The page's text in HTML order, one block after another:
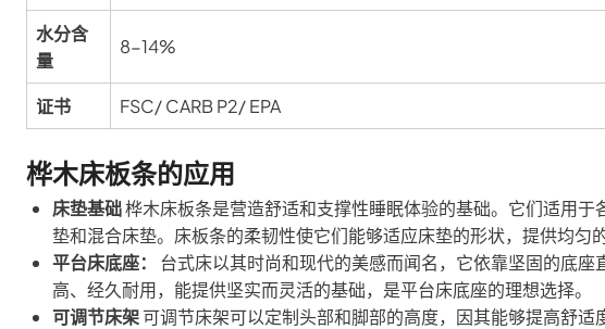
水分含
量
8-14%
证书 FSC/ CARB P2/ EPA
桦木床板条的应用
床垫基础桦木床板条是营造舒适和支撑性睡眠体验的基础。它们适用
垫和混合床垫。床板条的柔韧性使它们能够适应床垫的形状，提供均匀
平台床底座：
台式床以其时尚和现代的美感而闻名，它依靠坚固的底
高、经久耐用，能提供坚实而灵活的基础，是平台床底座的理想选择。
可调节床架可调节床架可以定制头部和脚部的高度，因其能够提高舒